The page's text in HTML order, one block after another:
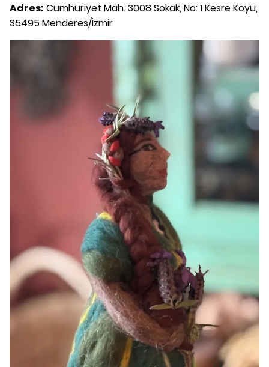
Adres: Cumhuriyet Mah. 3008 Sokak, No: 1 Kesre Koyu,
35495 Menderes/İzmir